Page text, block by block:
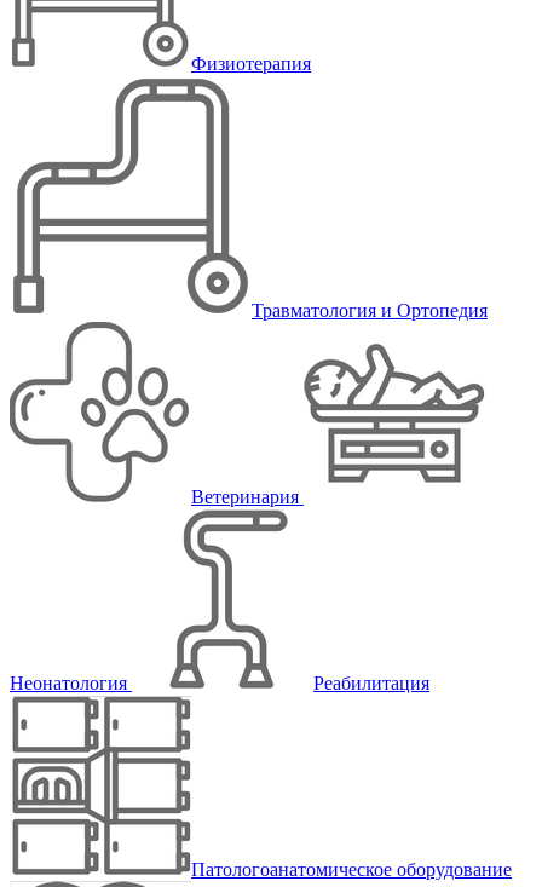
Физиотерапия
Травматология и Ортопедия
Ветеринария
Неонатология Реабилитация
Патологоанатомическое оборудование